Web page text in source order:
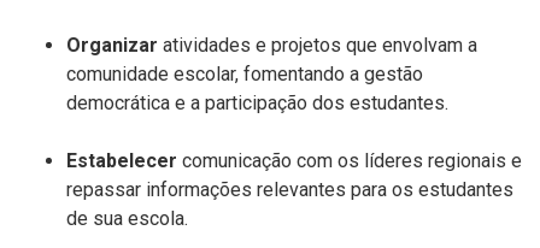
Organizar atividades e projetos que envolvam a
comunidade escolar, fomentando a gestão
democrática e a participação dos estudantes.
Estabelecer comunicação com os líderes regionais e
repassar informações relevantes para os estudantes
de sua escola.